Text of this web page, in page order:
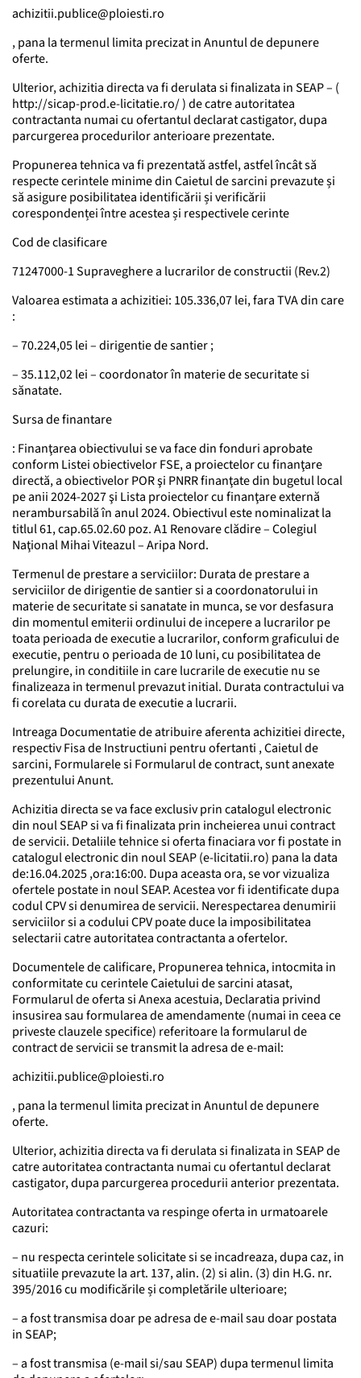
achizitii.publice@ploiesti.ro
, pana la termenul limita precizat in Anuntul de depunere
oferte.
Ulterior, achizitia directa va fi derulata si finalizata in SEAP – (
http://sicap-prod.e-licitatie.ro/ ) de catre autoritatea
contractanta numai cu ofertantul declarat castigator, dupa
parcurgerea procedurilor anterioare prezentate.
Propunerea tehnica va fi prezentată astfel, astfel încât să
respecte cerintele minime din Caietul de sarcini prevazute și
să asigure posibilitatea identificării și verificării
corespondenței între acestea și respectivele cerinte
Cod de clasificare
71247000-1 Supraveghere a lucrarilor de constructii (Rev.2)
Valoarea estimata a achizitiei: 105.336,07 lei, fara TVA din care
:
– 70.224,05 lei – dirigentie de santier ;
– 35.112,02 lei – coordonator în materie de securitate si
sănatate.
Sursa de finantare
: Finanţarea obiectivului se va face din fonduri aprobate
conform Listei obiectivelor FSE, a proiectelor cu finanţare
directă, a obiectivelor POR şi PNRR finanţate din bugetul local
pe anii 2024-2027 şi Lista proiectelor cu finanţare externă
nerambursabilă în anul 2024. Obiectivul este nominalizat la
titlul 61, cap.65.02.60 poz. A1 Renovare clădire – Colegiul
Naţional Mihai Viteazul – Aripa Nord.
Termenul de prestare a serviciilor: Durata de prestare a
serviciilor de dirigentie de santier si a coordonatorului in
materie de securitate si sanatate in munca, se vor desfasura
din momentul emiterii ordinului de incepere a lucrarilor pe
toata perioada de executie a lucrarilor, conform graficului de
executie, pentru o perioada de 10 luni, cu posibilitatea de
prelungire, in conditiile in care lucrarile de executie nu se
finalizeaza in termenul prevazut initial. Durata contractului va
fi corelata cu durata de executie a lucrarii.
Intreaga Documentatie de atribuire aferenta achizitiei directe,
respectiv Fisa de Instructiuni pentru ofertanti , Caietul de
sarcini, Formularele si Formularul de contract, sunt anexate
prezentului Anunt.
Achizitia directa se va face exclusiv prin catalogul electronic
din noul SEAP si va fi finalizata prin incheierea unui contract
de servicii. Detaliile tehnice si oferta finaciara vor fi postate in
catalogul electronic din noul SEAP (e-licitatii.ro) pana la data
de:16.04.2025 ,ora:16:00. Dupa aceasta ora, se vor vizualiza
ofertele postate in noul SEAP. Acestea vor fi identificate dupa
codul CPV si denumirea de servicii. Nerespectarea denumirii
serviciilor si a codului CPV poate duce la imposibilitatea
selectarii catre autoritatea contractanta a ofertelor.
Documentele de calificare, Propunerea tehnica, intocmita in
conformitate cu cerintele Caietului de sarcini atasat,
Formularul de oferta si Anexa acestuia, Declaratia privind
insusirea sau formularea de amendamente (numai in ceea ce
priveste clauzele specifice) referitoare la formularul de
contract de servicii se transmit la adresa de e-mail:
achizitii.publice@ploiesti.ro
, pana la termenul limita precizat in Anuntul de depunere
oferte.
Ulterior, achizitia directa va fi derulata si finalizata in SEAP de
catre autoritatea contractanta numai cu ofertantul declarat
castigator, dupa parcurgerea procedurii anterior prezentata.
Autoritatea contractanta va respinge oferta in urmatoarele
cazuri:
– nu respecta cerintele solicitate si se incadreaza, dupa caz, in
situatiile prevazute la art. 137, alin. (2) si alin. (3) din H.G. nr.
395/2016 cu modificările și completările ulterioare;
– a fost transmisa doar pe adresa de e-mail sau doar postata
in SEAP;
– a fost transmisa (e-mail si/sau SEAP) dupa termenul limita